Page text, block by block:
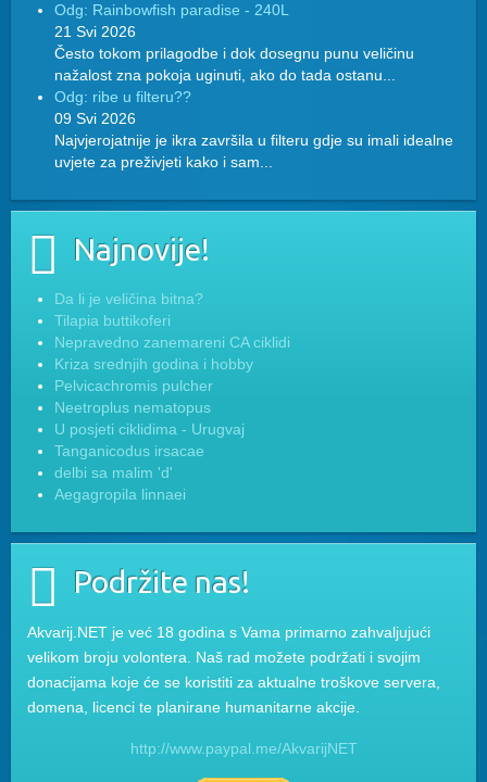
Odg: Rainbowfish paradise - 240L
21 Svi 2026
Često tokom prilagodbe i dok dosegnu punu veličinu
nažalost zna pokoja uginuti, ako do tada ostanu...
Odg: ribe u filteru??
09 Svi 2026
Najvjerojatnije je ikra završila u filteru gdje su imali idealne
uvjete za preživjeti kako i sam...
Najnovije!
Da li je veličina bitna?
Tilapia buttikoferi
Nepravedno zanemareni CA ciklidi
Kriza srednjih godina i hobby
Pelvicachromis pulcher
Neetroplus nematopus
U posjeti ciklidima - Urugvaj
Tanganicodus irsacae
delbi sa malim 'd'
Aegagropila linnaei
Podržite nas!
Akvarij.NET je već 18 godina s Vama primarno zahvaljujući
velikom broju volontera. Naš rad možete podržati i svojim
donacijama koje će se koristiti za aktualne troškove servera,
domena, licenci te planirane humanitarne akcije.
http://www.paypal.me/AkvarijNET